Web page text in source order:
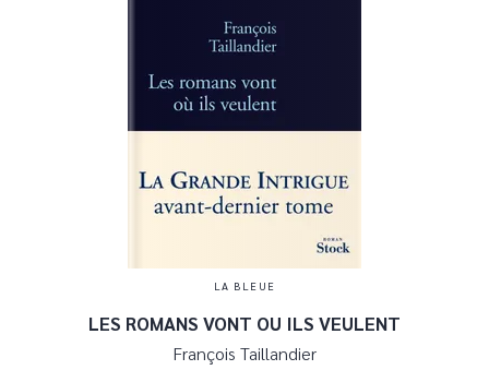
LA BLEUE
LES ROMANS VONT OU ILS VEULENT
François Taillandier